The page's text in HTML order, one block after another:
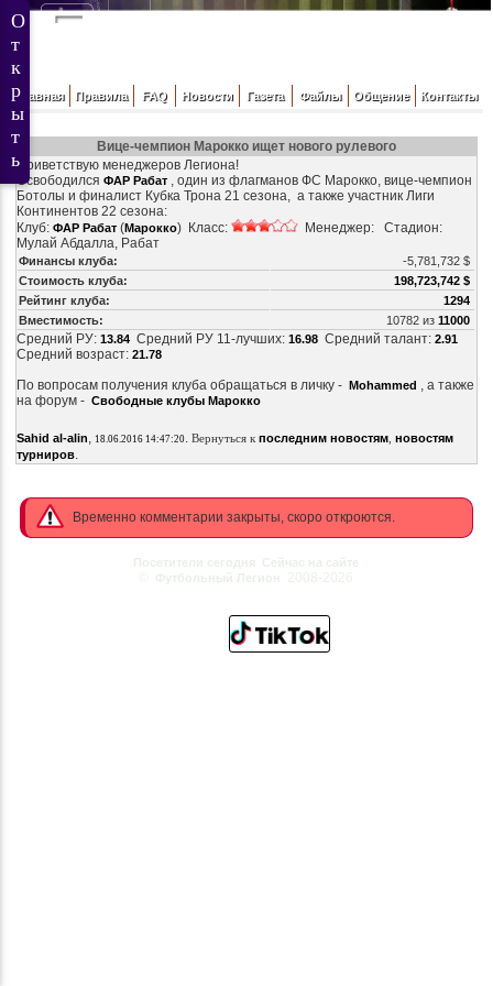
Главная Правила FAQ Новости Газета Файлы Общение Контакты
Вице-чемпион Марокко ищет нового рулевого
Приветствую менеджеров Легиона!
Освободился ФАР Рабат, один из флагманов ФС Марокко, вице-чемпион
Ботолы и финалист Кубка Трона 21 сезона, а также участник Лиги
Континентов 22 сезона:
Клуб: ФАР Рабат(Марокко) Класс:
Менеджер: Стадион:
Мулай Абдалла, Рабат
Финансы клуба:
-5,781,732 $
Стоимость клуба:
198,723,742 $
Рейтинг клуба:
1294
Вместимость:
10782 из 11000
Средний РУ: 13.84Средний РУ 11-лучших: 16.98Средний талант: 2.91
Средний возраст: 21.78
По вопросам получения клуба обращаться в личку - Mohammed , а также
на форум - Свободные клубы Марокко
Sahid al-alin, 18.06.2016 14:47:20. Вернуться к последним новостям, новостям
турниров.
Временно комментарии закрыты, скоро откроются.